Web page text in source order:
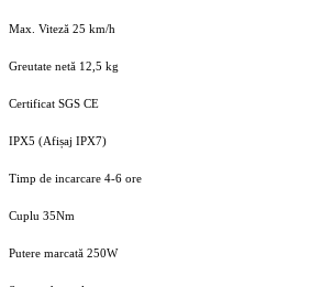
Max. Viteză 25 km/h
Greutate netă 12,5 kg
Certificat SGS CE
IPX5 (Afișaj IPX7)
Timp de incarcare 4-6 ore
Cuplu 35Nm
Putere marcată 250W